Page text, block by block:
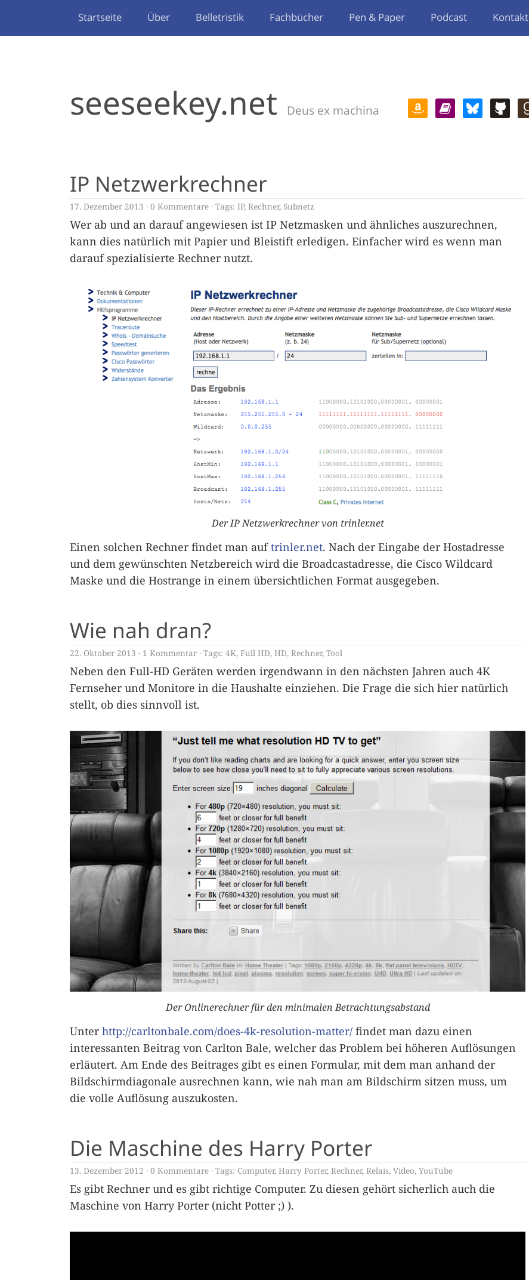
Startseite Über Belletristik Fachbücher Pen & Paper Podcast Kontakt
seeseekey.net Deus ex machina
IP Netzwerkrechner
17. Dezember 2013 0 Kommentare Tags: IP, Rechner, Subnetz
Wer ab und an darauf angewiesen ist IP Netzmasken und ähnliches auszurechnen,
kann dies natürlich mit Papier und Bleistift erledigen. Einfacher wird es wenn man
darauf spezialisierte Rechner nutzt.
Der IP Netzwerkrechner von trinler.net
Einen solchen Rechner findet man auftrinler.net. Nach der Eingabe der Hostadresse
und dem gewünschten Netzbereich wird die Broadcastadresse, die Cisco Wildcard
Maske und die Hostrange in einem übersichtlichen Format ausgegeben.
Wie nah dran?
22. Oktober 2013 1 Kommentar Tags: 4K, Full HD, HD, Rechner, Tool
Neben den Full-HD Geräten werden irgendwann in den nächsten Jahren auch 4K
Fernseher und Monitore in die Haushalte einziehen. Die Frage die sich hier natürlich
stellt, ob dies sinnvoll ist.
Der Onlinerechner für den minimalen Betrachtungsabstand
Unterhttp://carltonbale.com/does-4k-resolution-matter/ findet man dazu einen
interessanten Beitrag von Carlton Bale, welcher das Problem bei höheren Auflösungen
erläutert. Am Ende des Beitrages gibt es einen Formular, mit dem man anhand der
Bildschirmdiagonale ausrechnen kann, wie nah man am Bildschirm sitzen muss, um
die volle Auflösung auszukosten.
Die Maschine des Harry Porter
13. Dezember 2012 0 Kommentare Tags: Computer, Harry Porter, Rechner, Relais, Video, YouTube
Es gibt Rechner und es gibt richtige Computer. Zu diesen gehört sicherlich auch die
Maschine von Harry Porter (nicht Potter ;) ).